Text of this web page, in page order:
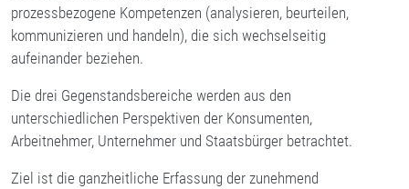
prozessbezogene Kompetenzen (analysieren, beurteilen,
kommunizieren und handeln), die sich wechselseitig
aufeinander beziehen.
Die drei Gegenstandsbereiche werden aus den
unterschiedlichen Perspektiven der Konsumenten,
Arbeitnehmer, Unternehmer und Staatsbürger betrachtet.
Ziel ist die ganzheitliche Erfassung der zunehmend